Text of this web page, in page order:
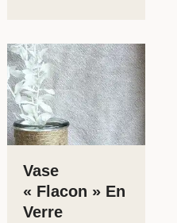
Vase
« Flacon » En
Verre